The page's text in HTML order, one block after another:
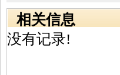
相关信息
没有记录!